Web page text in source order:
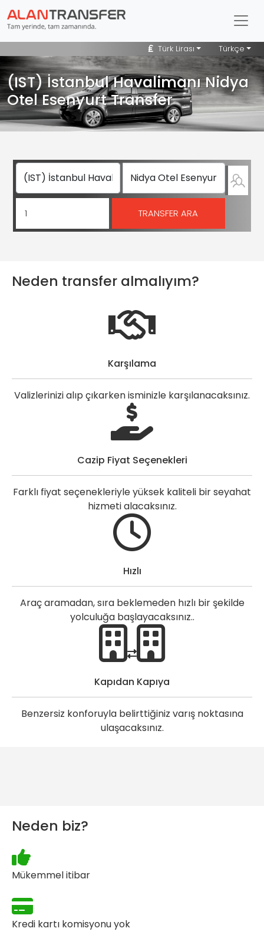
Türk Lirası Türkçe
(IST) İstanbul Havalimanı Nidya
Otel Esenyurt Transfer
Neden transfer almalıyım?
Karşılama
Valizlerinizi alıp çıkarken isminizle karşılanacaksınız.
Cazip Fiyat Seçenekleri
Farklı fiyat seçenekleriyle yüksek kaliteli bir seyahat
hizmeti alacaksınız.
Hızlı
Araç aramadan, sıra beklemeden hızlı bir şekilde
yolculuğa başlayacaksınız..
Kapıdan Kapıya
Benzersiz konforuyla belirttiğiniz varış noktasına
ulaşacaksınız.
Neden biz?
Mükemmel itibar
Kredi kartı komisyonu yok